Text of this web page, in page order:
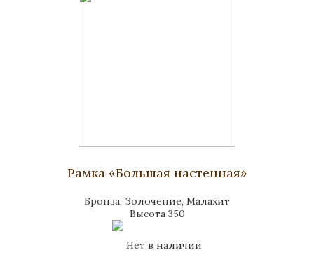
Рамка «Большая настенная»
Бронза, Золочение, Малахит
Высота 350
Нет в наличии